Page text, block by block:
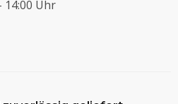
14:00 Uhr